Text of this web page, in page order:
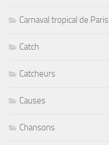
Carnaval tropical de Paris
Catch
Catcheurs
Causes
Chansons